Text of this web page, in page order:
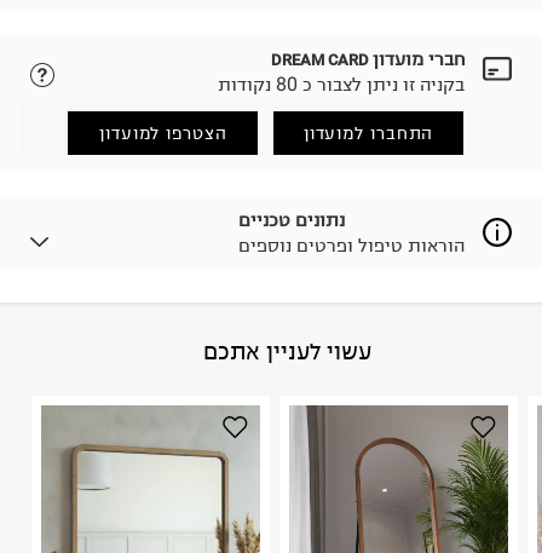
לבחירת בשיטת המשלוח המתאימה לכם,
הזמנתם והתחרטתם?
(במקום ב-19.9 ₪) לזמן מוגבל! חינם בהזמנות מעל 500 ₪.
למידע נא ללחוץ כאן
.
לפני החזרת החבילה, חשוב להדביק את מדבקת הגוביינא על
פריטים שבירים יש להחזיר עם שליח דרך ממשק ההחזרות
2. לא ניתן להחזיר חולצות בי"ס מודפסות בהדפסה אישית.
3. מוצרי טיפוח ניתן להחזיר סגורים באריזתם המקורית
בלבד. לא ניתן להחזיר לקים.
4. לא ניתן להחזיר ויטמינים ותוספי תזונה.
5. יש להחזיר את כל הפריטים עם התוויות.
6. נעליים ניתן להחזיר רק בקופסתם המקורית בלבד.
חברי מועדון DREAM CARD
בקניה זו ניתן לצבור כ 80 נקודות
התחברו למועדון הצטרפו למועדון
נתונים טכניים
הוראות טיפול ופרטים נוספים
רומתן פתרונות מתכת
מודיעין 38, פתח תקווה.
ח.פ.515592673
עשוי לעניין אתכם